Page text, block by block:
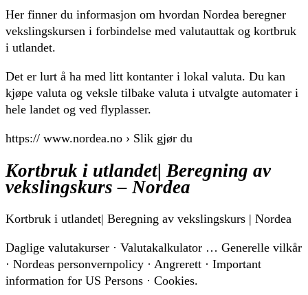
Her finner du informasjon om hvordan Nordea beregner
vekslingskursen i forbindelse med valutauttak og kortbruk
i utlandet.
Det er lurt å ha med litt kontanter i lokal valuta. Du kan
kjøpe valuta og veksle tilbake valuta i utvalgte automater i
hele landet og ved flyplasser.
https:// www.nordea.no › Slik gjør du
Kortbruk i utlandet| Beregning av
vekslingskurs – Nordea
Kortbruk i utlandet| Beregning av vekslingskurs | Nordea
Daglige valutakurser · Valutakalkulator … Generelle vilkår
· Nordeas personvernpolicy · Angrerett · Important
information for US Persons · Cookies.